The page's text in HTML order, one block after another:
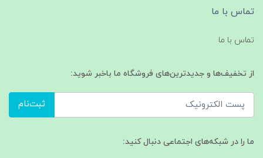
تماس با ما
تماس با ما
از تخفیف‌ها و جدیدترین‌های فروشگاه ما باخبر شوید:
ثبت‌نام
ما را در شبکه‌های اجتماعی دنبال کنید: